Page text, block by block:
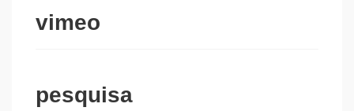
vimeo
pesquisa